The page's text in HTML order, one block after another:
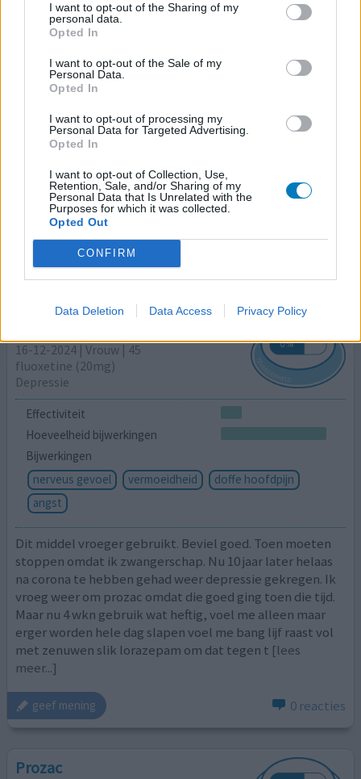
I want to opt-out of the Sharing of my
personal data.
Opted In
I want to opt-out of the Sale of my
Personal Data.
Opted In
I want to opt-out of processing my
Personal Data for Targeted Advertising.
Opted In
I want to opt-out of Collection, Use,
Retention, Sale, and/or Sharing of my
Personal Data that Is Unrelated with the
Purposes for which it was collected.
Opted Out
CONFIRM
Data Deletion Data Access Privacy Policy
Hoeveelheid bijwerkingen
Bijwerkingen
moeite met klaarkomen
verminderd libido
producten tegen angsten, spanningen of depressie.
Helpt goed tegen depressie. Het lucht op. Geeft terug
verstoorde serotonine opname heb (zeker gevoeliger in
de winter hiervoor met de donkerte) en dit product
vertraagt de opname ervan. Maar momenteel zit ik
[lees meer...]
geef mening
16-12-2024 | Vrouw | 45
fluoxetine (20mg)
Depressie
Effectiviteit
Hoeveelheid bijwerkingen
Bijwerkingen
nerveus gevoel
vermoeidheid
doffe hoofdpijn
angst
Dit middel vroeger gebruikt. Beviel goed. Toen moeten
stoppen omdat ik zwangerschap. Nu 10 jaar later helaas
na corona te hebben gehad weer depressie gekregen. Ik
vroeg weer om prozac omdat die goed ging toen die tijd.
Maar nu 4 wkn gebruik wat heftig, voel me alleen maar
erger worden hele dag slapen voel me bang lijf raast vol
met zenuwen slik lorazepam om dat tegen t [lees
meer...]
geef mening 0 reacties
Prozac